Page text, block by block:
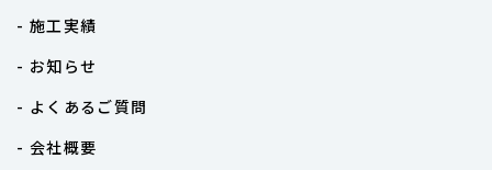
- 施工実績
- お知らせ
- よくあるご質問
- 会社概要